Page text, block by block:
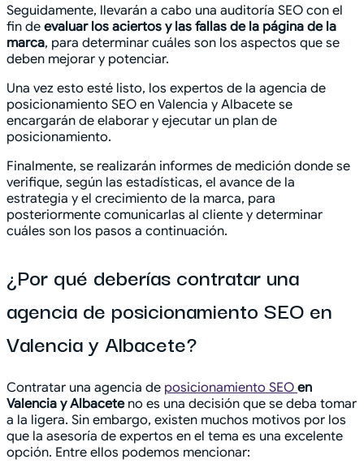
Seguidamente, llevarán a cabo una auditoría SEO con el
fin de evaluar los aciertos y las fallas de la página de la
marca, para determinar cuáles son los aspectos que se
deben mejorar y potenciar.
Una vez esto esté listo, los expertos de la agencia de
posicionamiento SEO en Valencia y Albacete se
encargarán de elaborar y ejecutar un plan de
posicionamiento.
Finalmente, se realizarán informes de medición donde se
verifique, según las estadísticas, el avance de la
estrategia y el crecimiento de la marca, para
posteriormente comunicarlas al cliente y determinar
cuáles son los pasos a continuación.
¿Por qué deberías contratar una
agencia de posicionamiento SEO en
Valencia y Albacete?
Contratar una agencia de posicionamiento SEO en
Valencia y Albaceteno es una decisión que se deba tomar
a la ligera. Sin embargo, existen muchos motivos por los
que la asesoría de expertos en el tema es una excelente
opción. Entre ellos podemos mencionar: